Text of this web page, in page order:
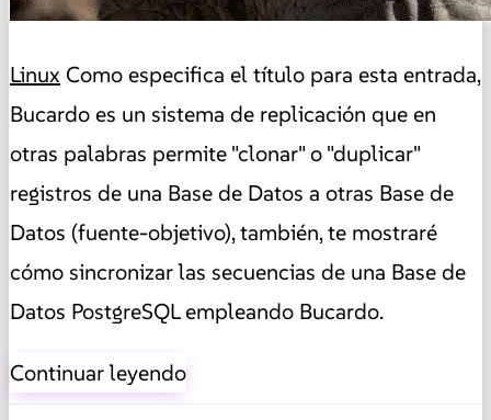
Linux Como especifica el título para esta entrada,
Bucardo es un sistema de replicación que en
otras palabras permite "clonar" o "duplicar"
registros de una Base de Datos a otras Base de
Datos (fuente-objetivo), también, te mostraré
cómo sincronizar las secuencias de una Base de
Datos PostgreSQL empleando Bucardo.
Continuar leyendo